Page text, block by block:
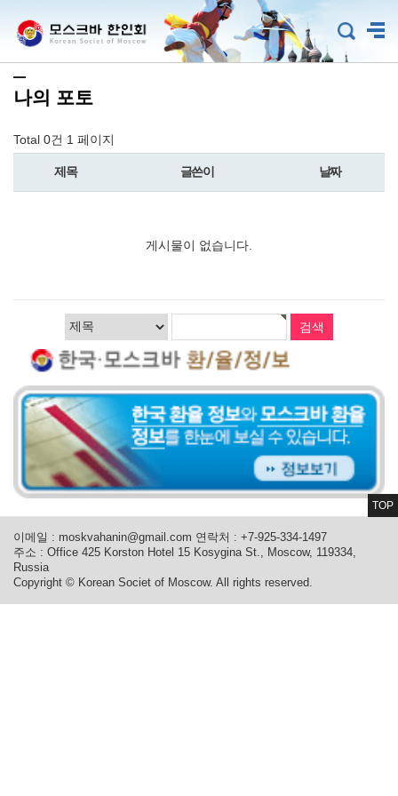
나의 포토
Total 0건 1 페이지
제목 글쓴이 날짜
게시물이 없습니다.
이메일 : moskvahanin@gmail.com 연락처 : +7-925-334-1497
주소 : Office 425 Korston Hotel 15 Kosygina St., Moscow, 119334,
Russia
Copyright © Korean Societ of Moscow. All rights reserved.
TOP